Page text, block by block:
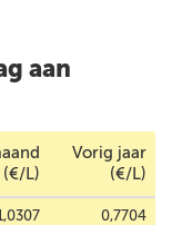
aan
(€/L)
Vorig jaar
(€/L)
0,7704